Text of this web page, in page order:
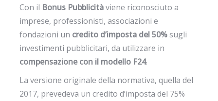
Con il Bonus Pubblicitàviene riconosciuto a
imprese, professionisti, associazioni e
fondazioni un credito d’imposta del 50%sugli
investimenti pubblicitari, da utilizzare in
compensazione con il modello F24.
La versione originale della normativa, quella del
2017, prevedeva un credito d’imposta del 75%